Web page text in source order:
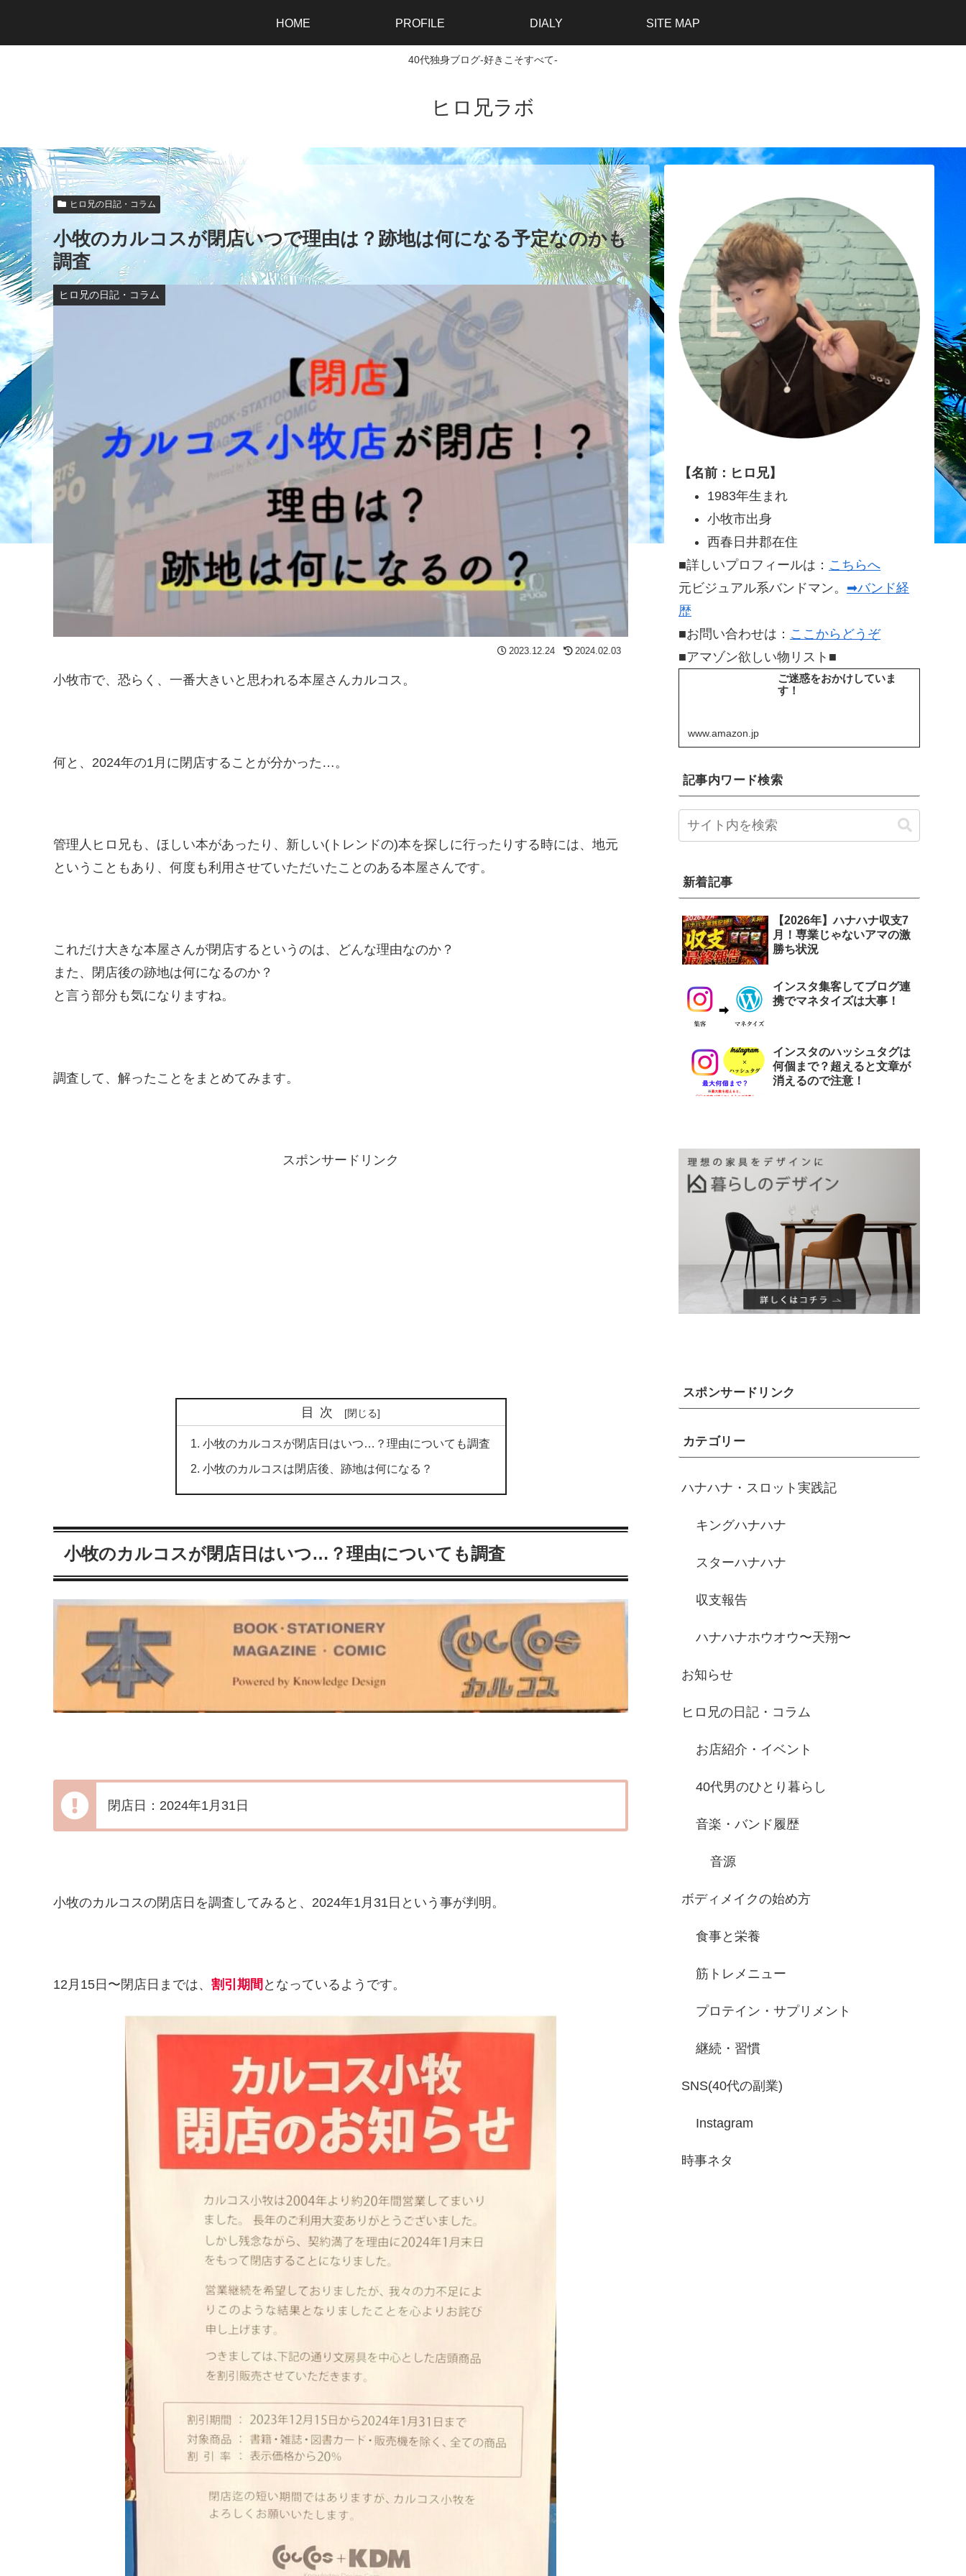
40代独身ブログ-好きこそすべて-
ヒロ兄ラボ
HOME PROFILE DIALY SITE MAP
ヒロ兄の日記・コラム
小牧のカルコスが閉店いつで理由は？跡地は何になる予定なのかも
調査
ヒロ兄の日記・コラム
2023.12.24 2024.02.03
小牧市で、恐らく、一番大きいと思われる本屋さんカルコス。
何と、2024年の1月に閉店することが分かった…。
管理人ヒロ兄も、ほしい本があったり、新しい(トレンドの)本を探しに行ったりする時には、地元
ということもあり、何度も利用させていただいたことのある本屋さんです。
これだけ大きな本屋さんが閉店するというのは、どんな理由なのか？
また、閉店後の跡地は何になるのか？
と言う部分も気になりますね。
調査して、解ったことをまとめてみます。
スポンサードリンク
目次
小牧のカルコスが閉店日はいつ…？理由についても調査
小牧のカルコスは閉店後、跡地は何になる？
小牧のカルコスが閉店日はいつ…？理由についても調査
閉店日：2024年1月31日
小牧のカルコスの閉店日を調査してみると、2024年1月31日という事が判明。
12月15日〜閉店日までは、 割引期間 となっているようです。
【名前：ヒロ兄】
1983年生まれ
小牧市出身
西春日井郡在住
■詳しいプロフィールは： こちらへ
元ビジュアル系バンドマン。 ➡バンド経
歴
■お問い合わせは： ここからどうぞ
■アマゾン欲しい物リスト■
ご迷惑をおかけしていま
す！
www.amazon.jp
記事内ワード検索
新着記事
【2026年】ハナハナ収支7
月！専業じゃないアマの激
勝ち状況
インスタ集客してブログ連
携でマネタイズは大事！
インスタのハッシュタグは
何個まで？超えると文章が
消えるので注意！
スポンサードリンク
カテゴリー
ハナハナ・スロット実践記
キングハナハナ
スターハナハナ
収支報告
ハナハナホウオウ〜天翔〜
お知らせ
ヒロ兄の日記・コラム
お店紹介・イベント
40代男のひとり暮らし
音楽・バンド履歴
音源
ボディメイクの始め方
食事と栄養
筋トレメニュー
プロテイン・サプリメント
継続・習慣
SNS(40代の副業)
Instagram
時事ネタ